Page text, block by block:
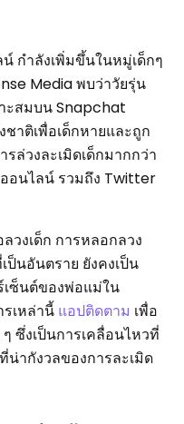
กำลังเพิ่มขึ้นในหมู่เด็กๆ
Media พบว่าวัยรุ่น
ะสมบน Snapchat
าติเพื่อเด็กหายและถูก
ล่วงละเมิดเด็กมากกว่า
อนไลน์ รวมถึง Twitter
วงเด็ก การหลอกลวง
ป็นอันตราย ยังคงเป็น
เซ็นต์ของพ่อแม่ใน
เหล่านี้ แอปติดตาม เพื่อ
ซึ่งเป็นการเคลื่อนไหวที่
น่ากังวลของการละเมิด